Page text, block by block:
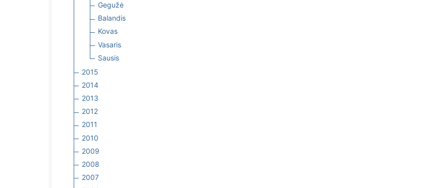
Gegužė
Balandis
Kovas
Vasaris
Sausis
2015
2014
2013
2012
2011
2010
2009
2008
2007